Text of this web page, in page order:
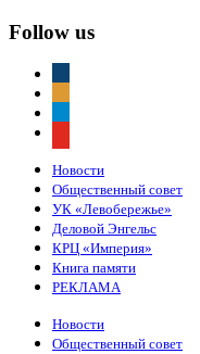
Follow us
Новости
Общественный совет
УК «Левобережье»
Деловой Энгельс
КРЦ «Империя»
Книга памяти
РЕКЛАМА
Новости
Общественный совет